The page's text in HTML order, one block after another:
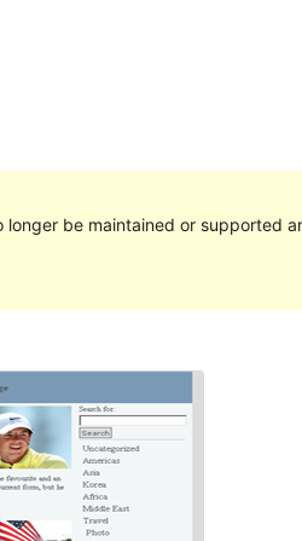
longer be maintained or supported